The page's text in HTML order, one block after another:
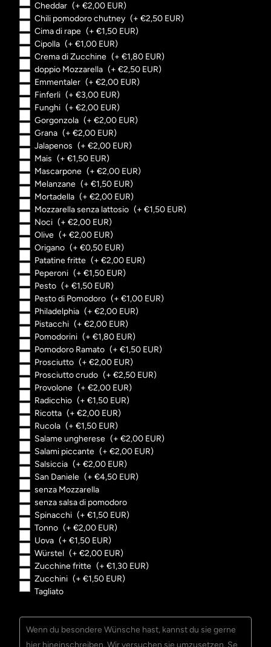
Cheddar (+ €2,00 EUR)
Chili pomodoro chutney (+ €2,50 EUR)
Cima di rape (+ €1,50 EUR)
Cipolla (+ €1,00 EUR)
Crema di Zucchine (+ €1,80 EUR)
doppio Mozzarella (+ €2,50 EUR)
Emmentaler (+ €2,00 EUR)
Finferli (+ €3,00 EUR)
Funghi (+ €2,00 EUR)
Gorgonzola (+ €2,00 EUR)
Grana (+ €2,00 EUR)
Jalapenos (+ €2,00 EUR)
Mais (+ €1,50 EUR)
Mascarpone (+ €2,00 EUR)
Melanzane (+ €1,50 EUR)
Mortadella (+ €2,00 EUR)
Mozzarella senza lattosio (+ €1,50 EUR)
Noci (+ €2,00 EUR)
Olive (+ €2,00 EUR)
Origano (+ €0,50 EUR)
Patatine fritte (+ €2,00 EUR)
Peperoni (+ €1,50 EUR)
Pesto (+ €1,50 EUR)
Pesto di Pomodoro (+ €1,00 EUR)
Philadelphia (+ €2,00 EUR)
Pistacchi (+ €2,00 EUR)
Pomodorini (+ €1,80 EUR)
Pomodoro Ramato (+ €1,50 EUR)
Prosciutto (+ €2,00 EUR)
Prosciutto crudo (+ €2,50 EUR)
Provolone (+ €2,00 EUR)
Radicchio (+ €1,50 EUR)
Ricotta (+ €2,00 EUR)
Rucola (+ €1,50 EUR)
Salame ungherese (+ €2,00 EUR)
Salami piccante (+ €2,00 EUR)
Salsiccia (+ €2,00 EUR)
San Daniele (+ €4,50 EUR)
senza Mozzarella
senza salsa di pomodoro
Spinacchi (+ €1,50 EUR)
Tonno (+ €2,00 EUR)
Uova (+ €1,50 EUR)
Würstel (+ €2,00 EUR)
Zucchine fritte (+ €1,30 EUR)
Zucchini (+ €1,50 EUR)
Tagliato